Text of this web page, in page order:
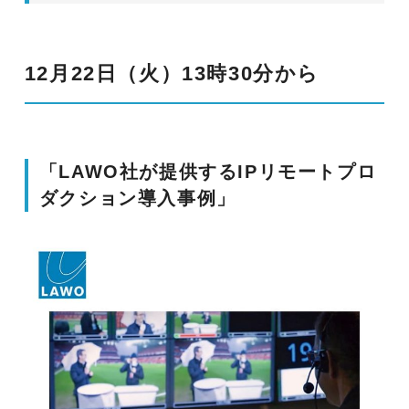
12月22日（火）13時30分から
「LAWO社が提供するIPリモートプロ
ダクション導入事例」